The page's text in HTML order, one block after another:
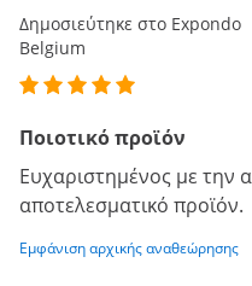
Δημοσιεύτηκε στο Expondo
Belgium
Ποιοτικό προϊόν
Ευχαριστημένος με την
αποτελεσματικό προϊόν.
Εμφάνιση αρχικής αναθεώρησης